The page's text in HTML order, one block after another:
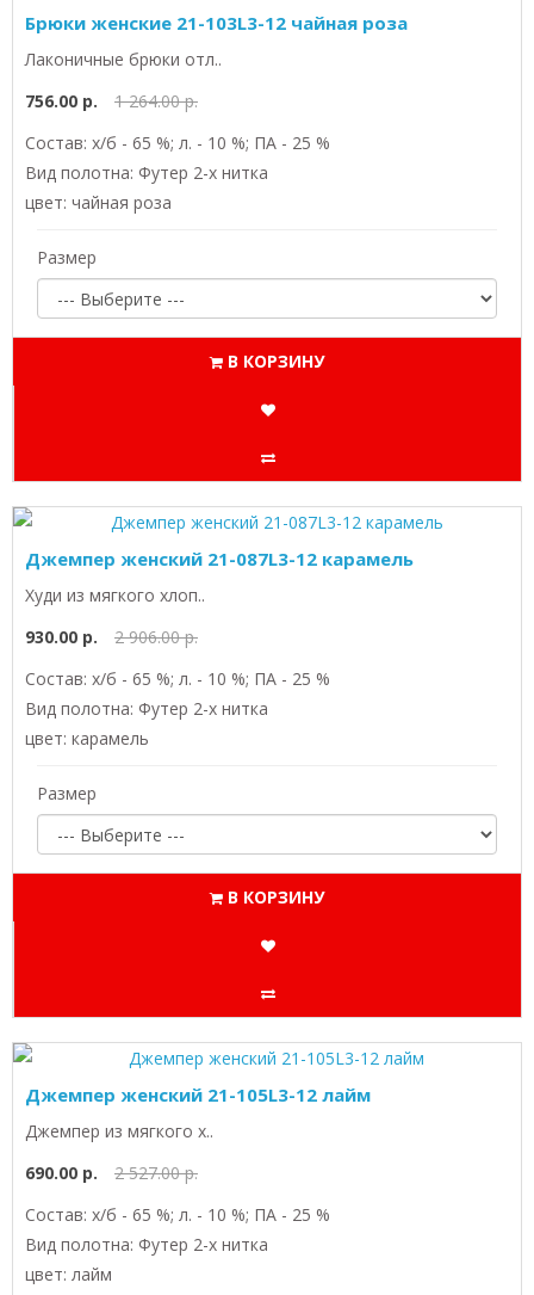
Брюки женские 21-103L3-12 чайная роза
Лаконичные брюки отл..
756.00 р.
1 264.00 р.
Состав: х/б - 65 %; л. - 10 %; ПА - 25 %
Вид полотна: Футер 2-х нитка
цвет: чайная роза
Размер
В КОРЗИНУ
Джемпер женский 21-087L3-12 карамель
Худи из мягкого хлоп..
930.00 р.
2 906.00 р.
Состав: х/б - 65 %; л. - 10 %; ПА - 25 %
Вид полотна: Футер 2-х нитка
цвет: карамель
Размер
В КОРЗИНУ
Джемпер женский 21-105L3-12 лайм
Джемпер из мягкого х..
690.00 р.
2 527.00 р.
Состав: х/б - 65 %; л. - 10 %; ПА - 25 %
Вид полотна: Футер 2-х нитка
цвет: лайм